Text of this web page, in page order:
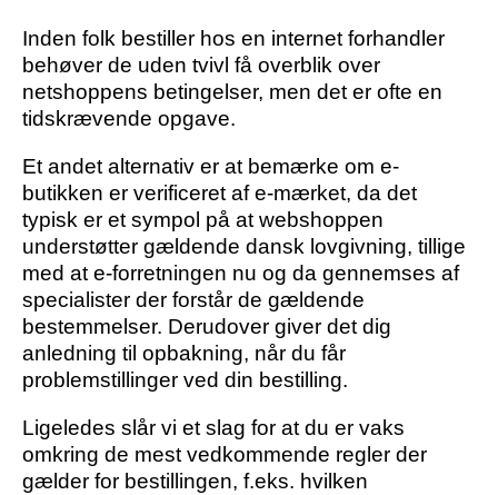
Inden folk bestiller hos en internet forhandler
behøver de uden tvivl få overblik over
netshoppens betingelser, men det er ofte en
tidskrævende opgave.
Et andet alternativ er at bemærke om e-
butikken er verificeret af e-mærket, da det
typisk er et sympol på at webshoppen
understøtter gældende dansk lovgivning, tillige
med at e-forretningen nu og da gennemses af
specialister der forstår de gældende
bestemmelser. Derudover giver det dig
anledning til opbakning, når du får
problemstillinger ved din bestilling.
Ligeledes slår vi et slag for at du er vaks
omkring de mest vedkommende regler der
gælder for bestillingen, f.eks. hvilken